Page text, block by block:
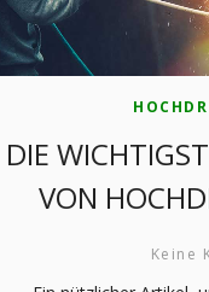
DIE
VON
Keine